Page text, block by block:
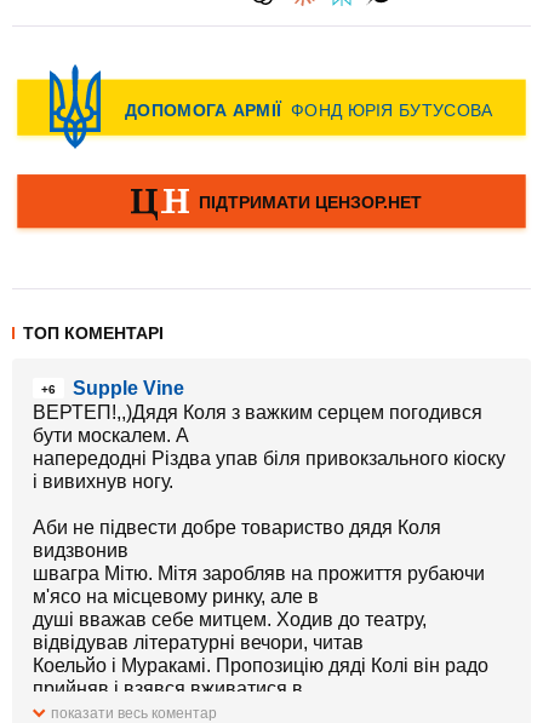
ТОП КОМЕНТАРІ
+6
Supple Vine
ВЕРТЕП!,,)Дядя Коля з важким серцем погодився
бути москалем. А
напередодні Різдва упав біля привокзального кіоску
і вивихнув ногу.
Аби не підвести добре товариство дядя Коля
видзвонив
швагра Мітю. Мітя заробляв на прожиття рубаючи
м'ясо на місцевому ринку, але в
душі вважав себе митцем. Ходив до театру,
відвідував літературні вечори, читав
Коельйо і Муракамі. Пропозицію дяді Колі він радо
прийняв і взявся вживатися в
роль по всіх відомих театральних системах від
показати весь коментар